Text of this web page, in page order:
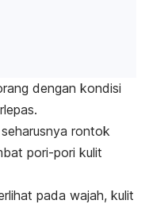
dengan kondisi
rontok
pori-pori kulit
pada wajah, kulit